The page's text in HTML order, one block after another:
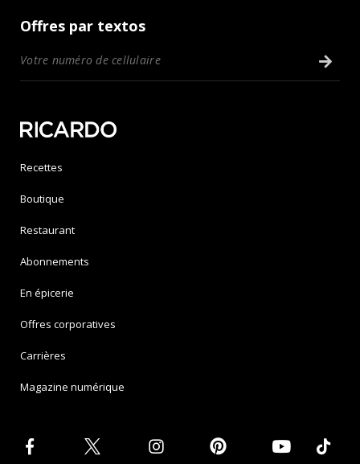
Offres par textos
Recettes
Boutique
Restaurant
Abonnements
En épicerie
Offres corporatives
Carrières
Magazine numérique